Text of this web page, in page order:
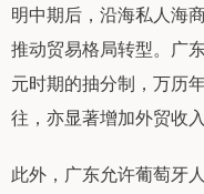
明中期后，沿海私人海
推动贸易格局转型。广
元时期的抽分制，万历
往，亦显著增加外贸收入
此外，广东允许葡萄牙